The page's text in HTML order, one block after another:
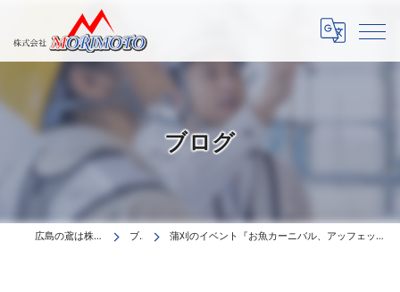
ブログ
広島の鳶は株式会社MORIMOTO ブログ 蒲刈のイベント『お魚カーニバル、アッフェットヴィラ』、たくさんの方にお越し頂き、盛り上がりました!!